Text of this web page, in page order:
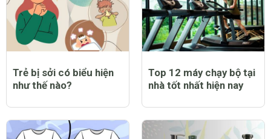
Trẻ bị sởi có biểu hiện
như thế nào?
Top 12 máy chạy bộ tại
nhà tốt nhất hiện nay